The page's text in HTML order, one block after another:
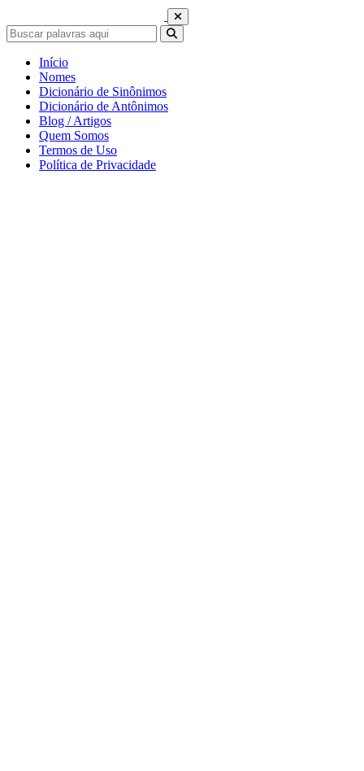
Início
Nomes
Dicionário de Sinônimos
Dicionário de Antônimos
Blog / Artigos
Quem Somos
Termos de Uso
Política de Privacidade